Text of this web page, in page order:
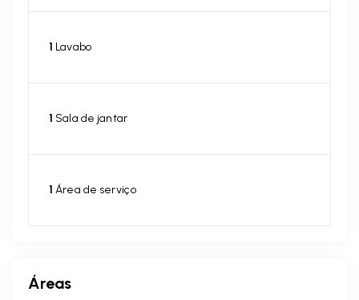
1 Lavabo
1 Sala de jantar
1 Área de serviço
Áreas